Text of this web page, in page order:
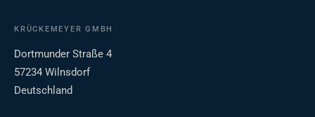
KRÜCKEMEYER GMBH
Dortmunder Straße 4
57234 Wilnsdorf
Deutschland